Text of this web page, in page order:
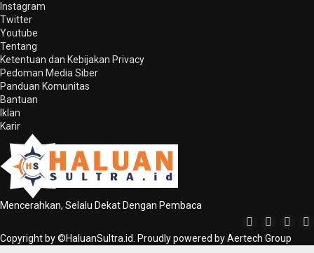
Instagram
Twitter
Youtube
Tentang
Ketentuan dan Kebijakan Privacy
Pedoman Media Siber
Panduan Komunitas
Bantuan
Iklan
Karir
Mencerahkan, Selalu Dekat Dengan Pembaca
Copyright by ©HaluanSultra.id. Proudly powered by Aertech Group